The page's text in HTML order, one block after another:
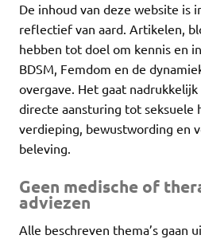
De inhoud van deze website is
reflectief van aard. Artikelen,
hebben tot doel om kennis en
BDSM, Femdom en de
overgave. Het gaat
directe aansturing tot seksuele
verdieping, bewustwording en
beleving.
Geen medische of
adviezen
Alle beschreven thema’s gaan